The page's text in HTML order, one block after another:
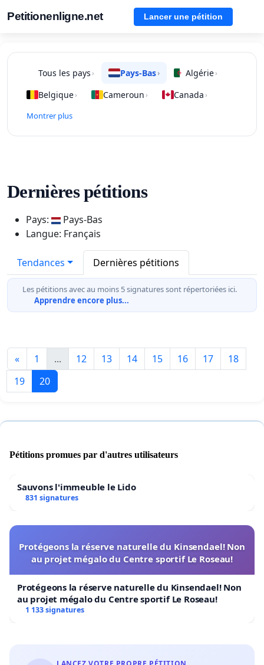
Petitionenligne.net Lancer une pétition
Tous les pays › Pays-Bas› Algérie›
Belgique› Cameroun › Canada ›
Montrer plus
Dernières pétitions
Pays:
Pays-Bas
Langue: Français
Tendances Dernières pétitions
Les pétitions avec au moins 5 signatures sont répertoriées ici.
Apprendre encore plus...
« 1 ... 12 13 14 15 16 17
18
19
20
Pétitions promues par d'autres utilisateurs
Sauvons l'immeuble le Lido
831 signatures
Protégeons la réserve naturelle du Kinsendael! Non
au projet mégalo du Centre sportif Le Roseau!
Protégeons la réserve naturelle du Kinsendael! Non
au projet mégalo du Centre sportif Le Roseau!
1 133 signatures